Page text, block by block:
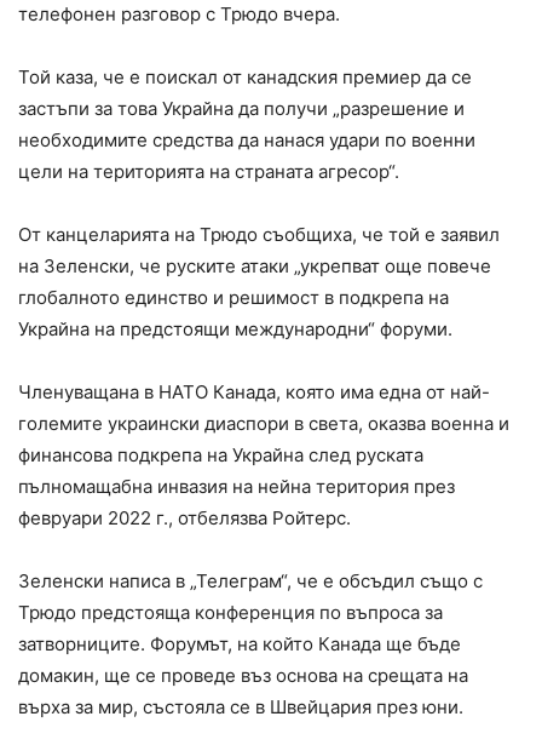
телефонен разговор с Трюдо вчера.
Той каза, че е поискал от канадския премиер да се
застъпи за това Украйна да получи „разрешение и
необходимите средства да нанася удари по военни
цели на територията на страната агресор“.
От канцеларията на Трюдо съобщиха, че той е заявил
на Зеленски, че руските атаки „укрепват още повече
глобалното единство и решимост в подкрепа на
Украйна на предстоящи международни“ форуми.
Членуващана в НАТО Канада, която има една от най-
големите украински диаспори в света, оказва военна и
финансова подкрепа на Украйна след руската
пълномащабна инвазия на нейна територия през
февруари 2022 г., отбелязва Ройтерс.
Зеленски написа в „Телеграм“, че е обсъдил също с
Трюдо предстояща конференция по въпроса за
затворниците. Форумът, на който Канада ще бъде
домакин, ще се проведе въз основа на срещата на
върха за мир, състояла се в Швейцария през юни.